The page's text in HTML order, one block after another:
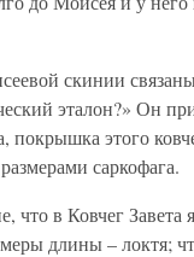
скинии связаны
эталон?» Он
этого
саркофага.
что в Ковчег
длины – локтя;